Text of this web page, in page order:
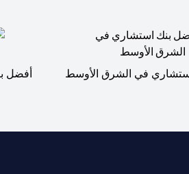
في الشرق الأوسط أفضل